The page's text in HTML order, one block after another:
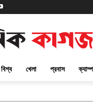
বিশ্ব খেলা প্রবাস